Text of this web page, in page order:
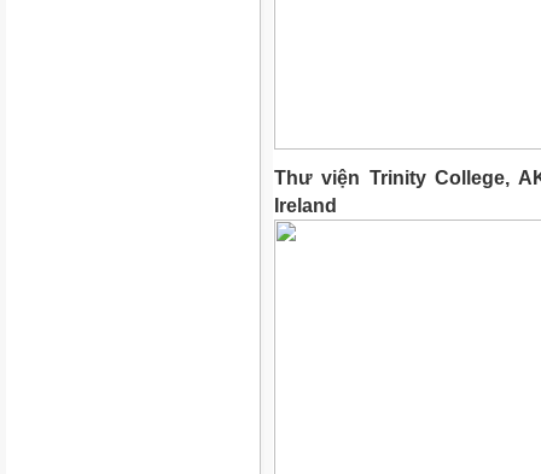
Thư viện Trinity College,
Ireland